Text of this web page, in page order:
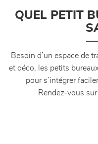
QUEL PETIT
Besoin d’un espace de
et déco, les petits
pour s’intégrer
Rendez-vous